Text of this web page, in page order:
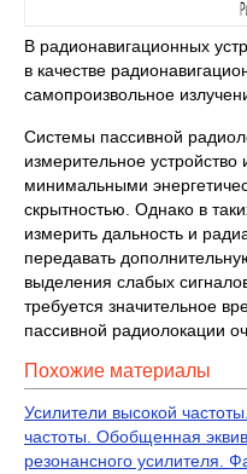
В радионавигационных
в качестве
самопроизвольное
Системы пассивной
измерительное устройство
минимальными
скрытностью. Однако в
измерить дальность и
передавать
выделения слабых
требуется значительное
пассивной радиолокации
Похожие материалы
Усилители высокой
частоты. Обобщенная
резонансного усилителя.